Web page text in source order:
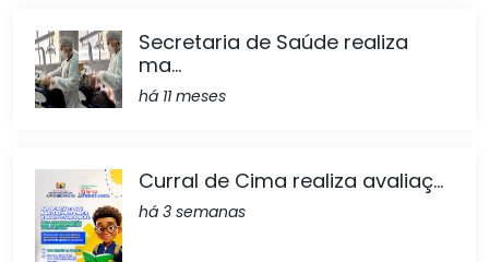
Secretaria de Saúde realiza
ma...
há 11 meses
Curral de Cima realiza avaliaç...
há 3 semanas